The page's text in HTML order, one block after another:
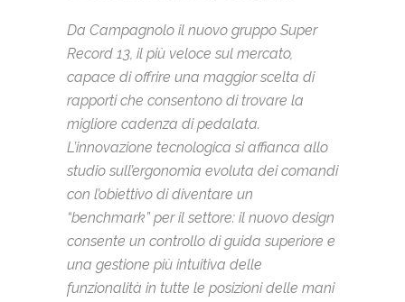
Da Campagnolo il nuovo gruppo Super
Record 13, il più veloce sul mercato,
capace di offrire una maggior scelta di
rapporti che consentono di trovare la
migliore cadenza di pedalata.
L’innovazione tecnologica si affianca allo
studio sull’ergonomia evoluta dei comandi
con l’obiettivo di diventare un
“benchmark” per il settore: il nuovo design
consente un controllo di guida superiore e
una gestione più intuitiva delle
funzionalità in tutte le posizioni delle mani